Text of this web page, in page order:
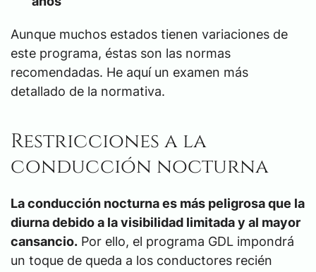
Aunque muchos estados tienen variaciones de
este programa, éstas son las normas
recomendadas. He aquí un examen más
detallado de la normativa.
Restricciones a la
conducción nocturna
La conducción nocturna es más peligrosa que la
diurna debido a la visibilidad limitada y al mayor
cansancio. Por ello, el programa GDL impondrá
un toque de queda a los conductores recién